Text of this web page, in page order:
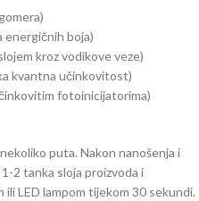
energičnih boja)
kroz vodikove veze)
kvantna učinkovitost)
fotoinicijatorima)
puta. Nakon nanošenja i
2 tanka sloja proizvoda i
LED lampom tijekom 30 sekundi.